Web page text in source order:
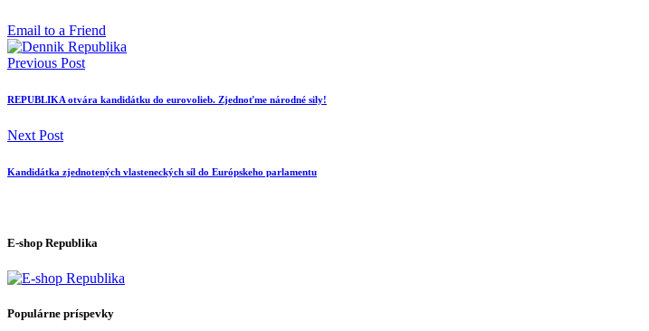
Email to a Friend
Previous Post
REPUBLIKA otvára kandidátku do eurovolieb. Zjednoťme národné sily!
Next Post
Kandidátka zjednotených vlasteneckých síl do Európskeho parlamentu
E-shop Republika
Populárne príspevky